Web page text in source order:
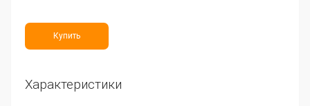
Купить
Характеристики